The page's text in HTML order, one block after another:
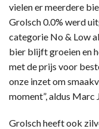
vielen er meerdere
Grolsch 0.0% werd
categorie No & Low
bier blijft groeien en
met de prijs voor
onze inzet om
moment”, aldus Marc
Grolsch heeft ook